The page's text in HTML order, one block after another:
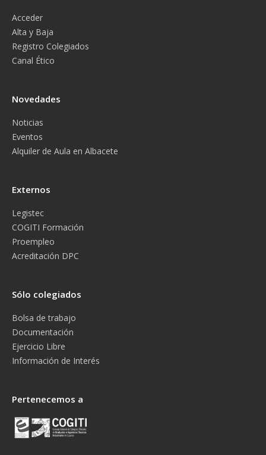
Acceder
Alta y Baja
Registro Colegiados
Canal Ético
Novedades
Noticias
Eventos
Alquiler de Aula en Albacete
Externos
Legistec
COGITI Formación
Proempleo
Acreditación DPC
Sólo colegiados
Bolsa de trabajo
Documentación
Ejercicio Libre
Información de Interés
Pertenecemos a